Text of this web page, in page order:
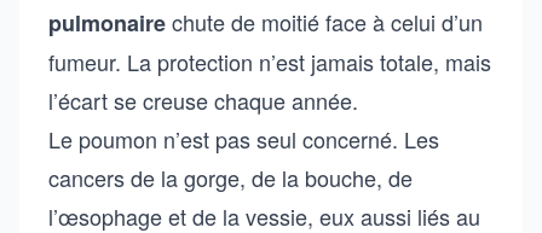
pulmonairechute de moitié face à celui d’un
fumeur. La protection n’est jamais totale, mais
l’écart se creuse chaque année.
Le poumon n’est pas seul concerné. Les
cancers de la gorge, de la bouche, de
l’œsophage et de la vessie, eux aussi liés au